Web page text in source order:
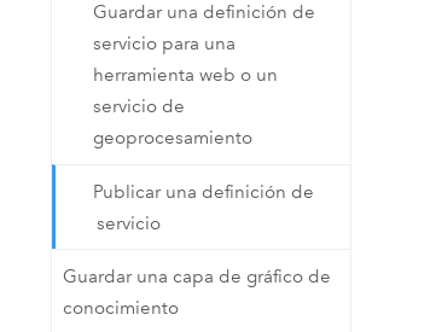
Guardar una definición de
servicio para una
herramienta web o un
servicio de
geoprocesamiento
Publicar una definición de
servicio
Guardar una capa de gráfico de
conocimiento